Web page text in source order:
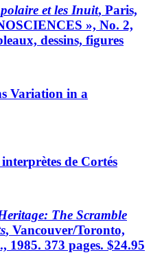
et les Inuit, Paris,
», No. 2,
dessins, figures
Variation in a
de Cortés
The Scramble
, Vancouver/Toronto,
373 pages. $24.95